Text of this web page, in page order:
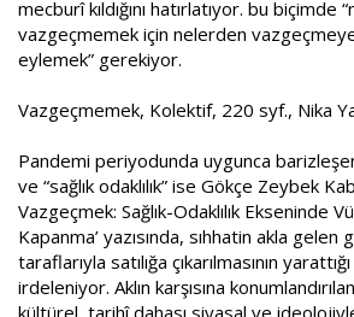
mecburî kıldığını hatırlatıyor. bu biçimde
vazgeçmemek için nelerden
eylemek” gerekiyor.
Vazgeçmemek, Kolektif, 220 syf., Nika
Pandemi periyodunda uygunca
ve “sağlık odaklılık” ise Gökçe Zeybek
Vazgeçmek: Sağlık-Odaklılık Ekseninde
Kapanma’ yazısında, sıhhatin akla
taraflarıyla satılığa çıkarılmasının
irdeleniyor. Aklın karşısına